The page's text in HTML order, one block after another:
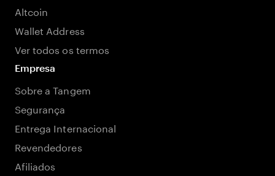
Altcoin
Wallet Address
Ver todos os termos
Empresa
Sobre a Tangem
Segurança
Entrega Internacional
Revendedores
Afiliados